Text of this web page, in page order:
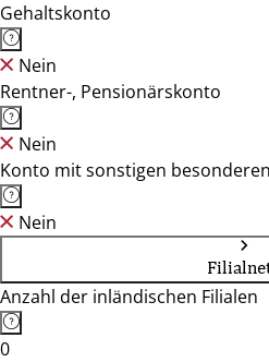
Gehaltskonto
Nein
Rentner-, Pensionärskonto
Nein
Konto mit sonstigen
Nein
Anzahl der inländischen Filialen
0